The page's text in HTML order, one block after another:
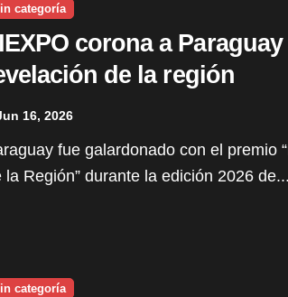
categoría
corona a
de la región
16, 2026
la Región” durante la edición 2026 de...
categoría